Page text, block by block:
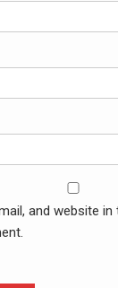
and website